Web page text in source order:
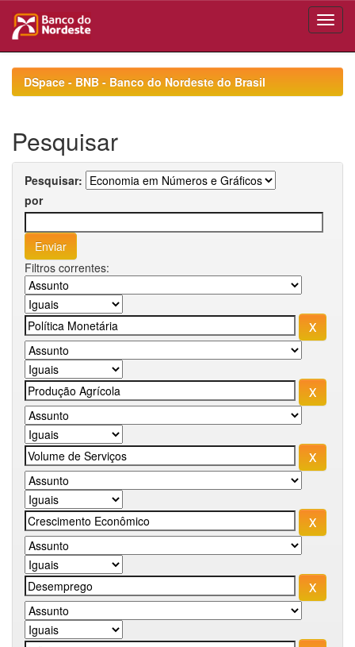
navigationDSpace - BNB - Banco do Nordeste do Brasil
Pesquisar
Pesquisar:
por
Filtros correntes: